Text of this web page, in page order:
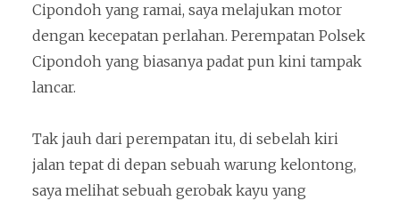
Cipondoh yang ramai, saya melajukan motor
dengan kecepatan perlahan. Perempatan Polsek
Cipondoh yang biasanya padat pun kini tampak
lancar.
Tak jauh dari perempatan itu, di sebelah kiri
jalan tepat di depan sebuah warung kelontong,
saya melihat sebuah gerobak kayu yang